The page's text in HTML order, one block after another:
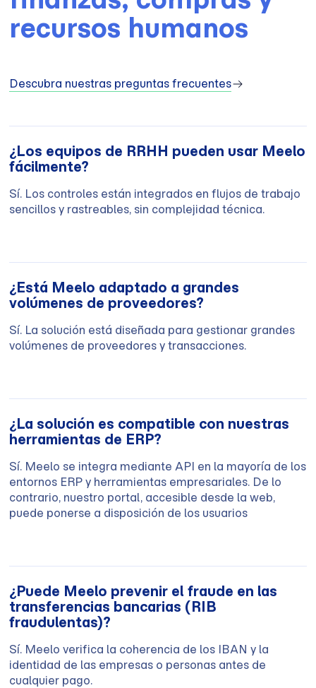
recursos humanos
Descubra nuestras preguntas frecuentes
¿Los equipos de RRHH pueden usar Meelo
fácilmente?
Sí. Los controles están integrados en flujos de trabajo
sencillos y rastreables, sin complejidad técnica.
¿Está Meelo adaptado a grandes
volúmenes de proveedores?
Sí. La solución está diseñada para gestionar grandes
volúmenes de proveedores y transacciones.
¿La solución es compatible con nuestras
herramientas de ERP?
Sí. Meelo se integra mediante API en la mayoría de los
entornos ERP y herramientas empresariales. De lo
contrario, nuestro portal, accesible desde la web,
puede ponerse a disposición de los usuarios
¿Puede Meelo prevenir el fraude en las
transferencias bancarias (RIB
fraudulentas)?
Sí. Meelo verifica la coherencia de los IBAN y la
identidad de las empresas o personas antes de
cualquier pago.